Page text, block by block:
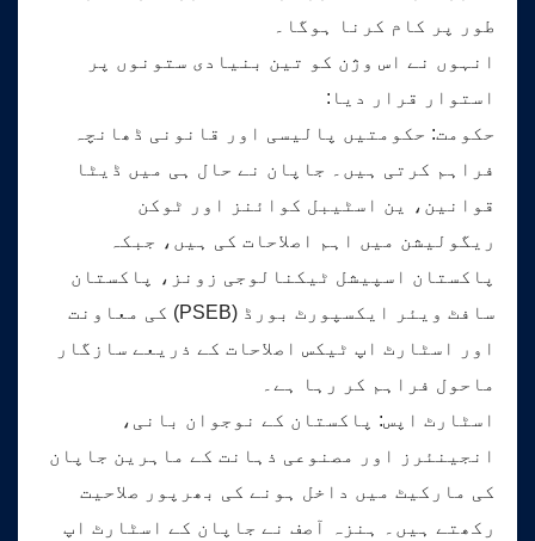
طور پر کام کرنا ہوگا۔
انہوں نے اس وژن کو تین بنیادی ستونوں پر
استوار قرار دیا:
حکومت: حکومتیں پالیسی اور قانونی ڈھانچہ
فراہم کرتی ہیں۔ جاپان نے حال ہی میں ڈیٹا
قوانین، ین اسٹیبل کوائنز اور ٹوکن
ریگولیشن میں اہم اصلاحات کی ہیں، جبکہ
پاکستان اسپیشل ٹیکنالوجی زونز، پاکستان
سافٹ ویئر ایکسپورٹ بورڈ (PSEB) کی معاونت
اور اسٹارٹ اپ ٹیکس اصلاحات کے ذریعے سازگار
ماحول فراہم کر رہا ہے۔
اسٹارٹ اپس: پاکستان کے نوجوان بانی،
انجینئرز اور مصنوعی ذہانت کے ماہرین جاپان
کی مارکیٹ میں داخل ہونے کی بھرپور صلاحیت
رکھتے ہیں۔ ہنزہ آصف نے جاپان کے اسٹارٹ اپ